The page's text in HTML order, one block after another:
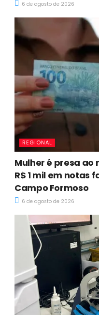
6 de agosto de 2026
REGIONAL
Mulher é presa
R$ 1 mil em notas
Campo Formoso
6 de agosto de 2026